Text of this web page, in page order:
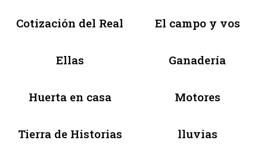
Cotización del Real El campo y vos
Ellas Ganadería
Huerta en casa Motores
Tierra de Historias lluvias